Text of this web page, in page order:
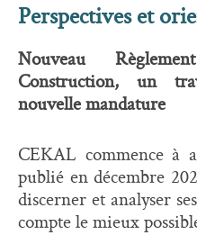
Perspectives et
Nouveau
Construction, un
nouvelle mandature
CEKAL commence à
publié en décembre
discerner et analyser
compte le mieux